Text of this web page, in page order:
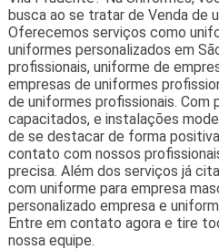
busca ao se tratar de Venda de
Oferecemos serviços como
uniformes personalizados em
profissionais, uniforme de
empresas de uniformes
de uniformes profissionais. Com
capacitados, e instalações
de se destacar de forma
contato com nossos
precisa. Além dos serviços já
com uniforme para empresa
personalizado empresa e
Entre em contato agora e tire
nossa equipe.